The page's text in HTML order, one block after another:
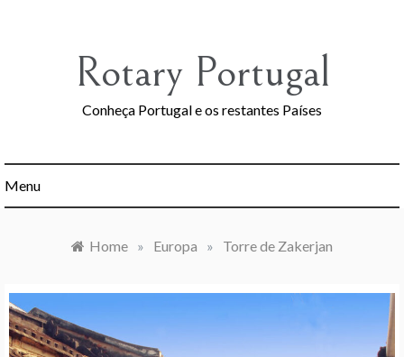
Rotary Portugal
Conheça Portugal e os restantes Países
Menu
Home » Europa » Torre de Zakerjan